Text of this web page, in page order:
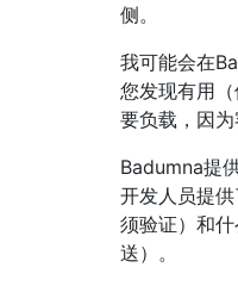
侧。
我可能会在
您发现有用
要负载，因为
Badumna提
开发人员提
须验证）和
送）。